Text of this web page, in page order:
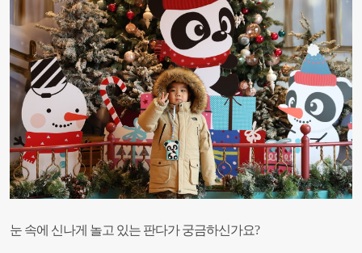
눈 속에 신나게 놀고 있는 판다가 궁금하신가요?